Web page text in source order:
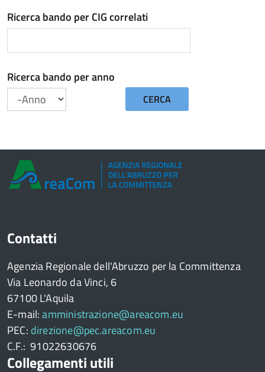
Ricerca bando per CIG correlati
Ricerca bando per anno
CERCA
Contatti
Agenzia Regionale dell'Abruzzo per la Committenza
Via Leonardo da Vinci, 6
67100 L'Aquila
E-mail:amministrazione@areacom.eu
PEC: direzione@pec.areacom.eu
C.F.: 91022630676
Collegamenti utili